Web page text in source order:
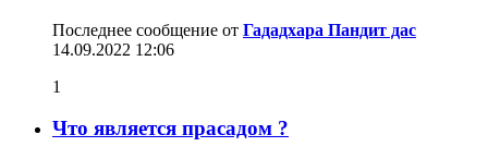
Последнее сообщение от Гададхара Пандит дас
14.09.2022 12:06
1
Что является прасадом ?